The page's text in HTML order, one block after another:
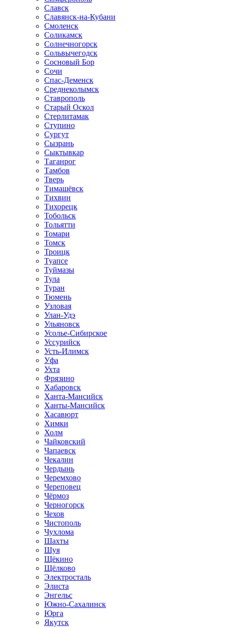
Славск
Славянск-на-Кубани
Смоленск
Соликамск
Солнечногорск
Сольвычегодск
Сосновый Бор
Сочи
Спас-Деменск
Среднеколымск
Ставрополь
Старый Оскол
Стерлитамак
Ступино
Сургут
Сызрань
Сыктывкар
Таганрог
Тамбов
Тверь
Тимашёвск
Тихвин
Тихорецк
Тобольск
Тольятти
Томари
Томск
Троицк
Туапсе
Туймазы
Тула
Туран
Тюмень
Узловая
Улан-Удэ
Ульяновск
Усолье-Сибирское
Уссурийск
Усть-Илимск
Уфа
Ухта
Фрязино
Хабаровск
Ханта-Мансийск
Ханты-Мансийск
Хасавюрт
Химки
Холм
Чайковский
Чапаевск
Чекалин
Чердынь
Черемхово
Череповец
Чёрмоз
Черногорск
Чехов
Чистополь
Чухлома
Шахты
Шуя
Щёкино
Щёлково
Электросталь
Элиста
Энгельс
Южно-Сахалинск
Юрга
Якутск